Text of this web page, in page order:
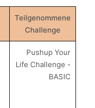
Teilgenommene
Challenge
Pushup Your
Life Challenge -
BASIC